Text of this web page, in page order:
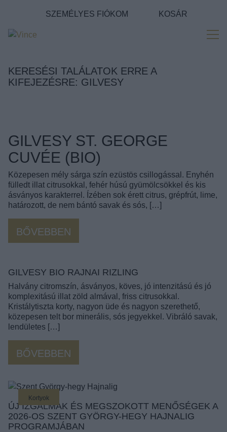
Tovább a tartalomhozSZEMÉLYES FIÓKOM KOSÁR
KERESÉSI TALÁLATOK ERRE A
KIFEJEZÉSRE: GILVESY
GILVESY ST. GEORGE
CUVÉE (BIO)
Közepesen mély sárga szín ezüstös csillogással. Enyhén
fülledt illat citrusokkal, fehér húsú gyümölcsökkel és kis
ásványos karakterrel. Ízében sok érett citrus, grépfrút, lime,
határozott, de nem bántó savak és sós, […]
BŐVEBBEN
GILVESY BIO RAJNAI RIZLING
Halvány citromszín, ásványos, köves, jó intenzitású és jó
komplexitású illat zöld almával, friss citrusokkal.
Kristálytiszta korty, nagyon üde és nagyon szerethető,
közepesen telt bor minerális, sós jegyekkel. Vibráló savak,
lendületes […]
BŐVEBBEN
Kortyok
ÚJ IZGALMAK ÉS MEGSZOKOTT MENŐSÉGEK A
2026-OS SZENT GYÖRGY-HEGY HAJNALIG
PROGRAMJÁBAN